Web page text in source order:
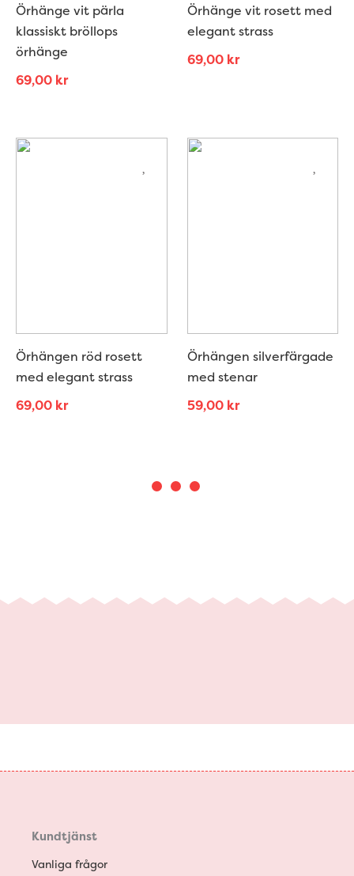
Örhänge vit pärla
klassiskt bröllops
örhänge
69,00 kr
Örhänge vit rosett med
elegant strass
69,00 kr
Örhängen röd rosett
med elegant strass
69,00 kr
Örhängen silverfärgade
med stenar
59,00 kr
Kundtjänst
Vanliga frågor